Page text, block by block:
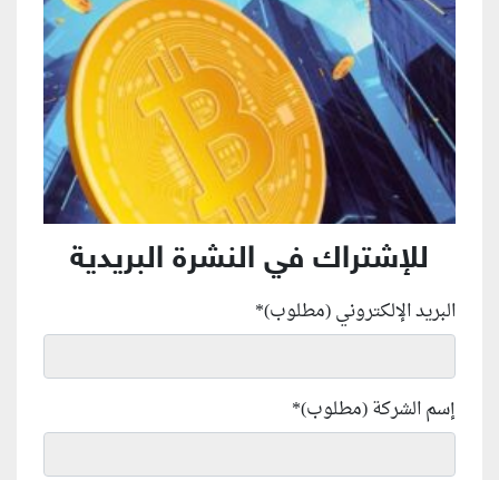
للإشتراك في النشرة البريدية
البريد الإلكتروني (مطلوب)*
إسم الشركة (مطلوب)*